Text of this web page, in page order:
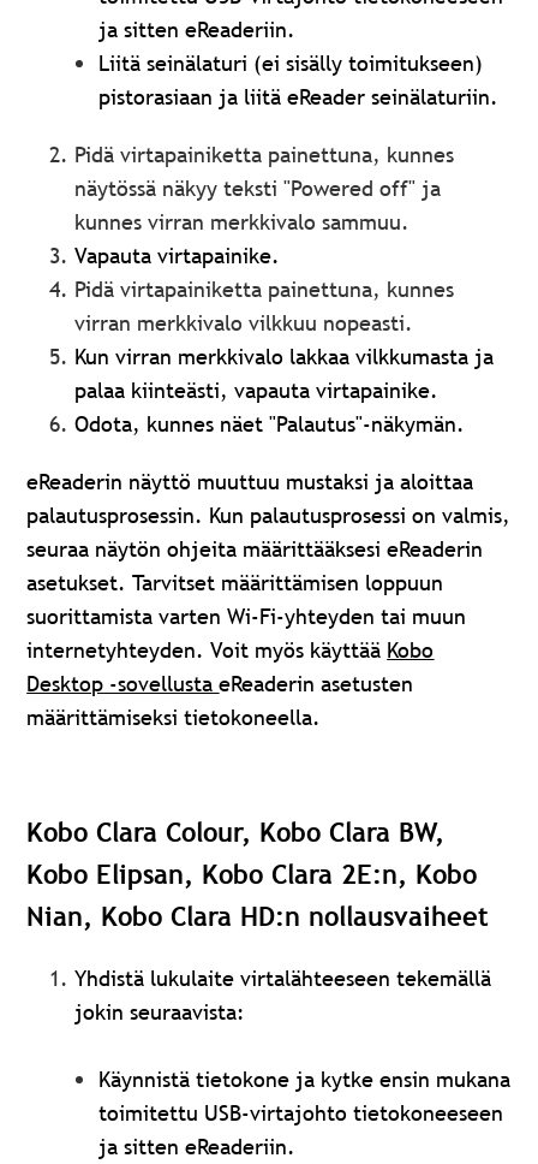
ja sitten eReaderiin.
Liitä seinälaturi (ei sisälly toimitukseen)
pistorasiaan ja liitä eReader seinälaturiin.
Pidä virtapainiketta painettuna, kunnes
näytössä näkyy teksti "Powered off" ja
kunnes virran merkkivalo sammuu.
Vapauta virtapainike.
Pidä virtapainiketta painettuna, kunnes
virran merkkivalo vilkkuu nopeasti.
Kun virran merkkivalo lakkaa vilkkumasta ja
palaa kiinteästi, vapauta virtapainike.
Odota, kunnes näet "Palautus"-näkymän.
eReaderin näyttö muuttuu mustaksi ja aloittaa
palautusprosessin. Kun palautusprosessi on valmis,
seuraa näytön ohjeita määrittääksesi eReaderin
asetukset. Tarvitset määrittämisen loppuun
suorittamista varten Wi-Fi-yhteyden tai muun
internetyhteyden. Voit myös käyttää Kobo
Desktop -sovellusta eReaderin asetusten
määrittämiseksi tietokoneella.
Kobo Clara Colour, Kobo Clara BW,
Kobo Elipsan, Kobo Clara 2E:n, Kobo
Nian, Kobo Clara HD:n nollausvaiheet
Yhdistä lukulaite virtalähteeseen tekemällä
jokin seuraavista:
Käynnistä tietokone ja kytke ensin mukana
toimitettu USB-virtajohto tietokoneeseen
ja sitten eReaderiin.